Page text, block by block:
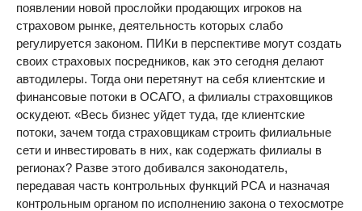
появлении новой прослойки продающих игроков на
страховом рынке, деятельность которых слабо
регулируется законом. ПИКи в перспективе могут создать
своих страховых посредников, как это сегодня делают
автодилеры. Тогда они перетянут на себя клиентские и
финансовые потоки в ОСАГО, а филиалы страховщиков
оскудеют. «Весь бизнес уйдет туда, где клиентские
потоки, зачем тогда страховщикам строить филиальные
сети и инвестировать в них, как содержать филиалы в
регионах? Разве этого добивался законодатель,
передавая часть контрольных функций РСА и назначая
контрольным органом по исполнению закона о техосмотре